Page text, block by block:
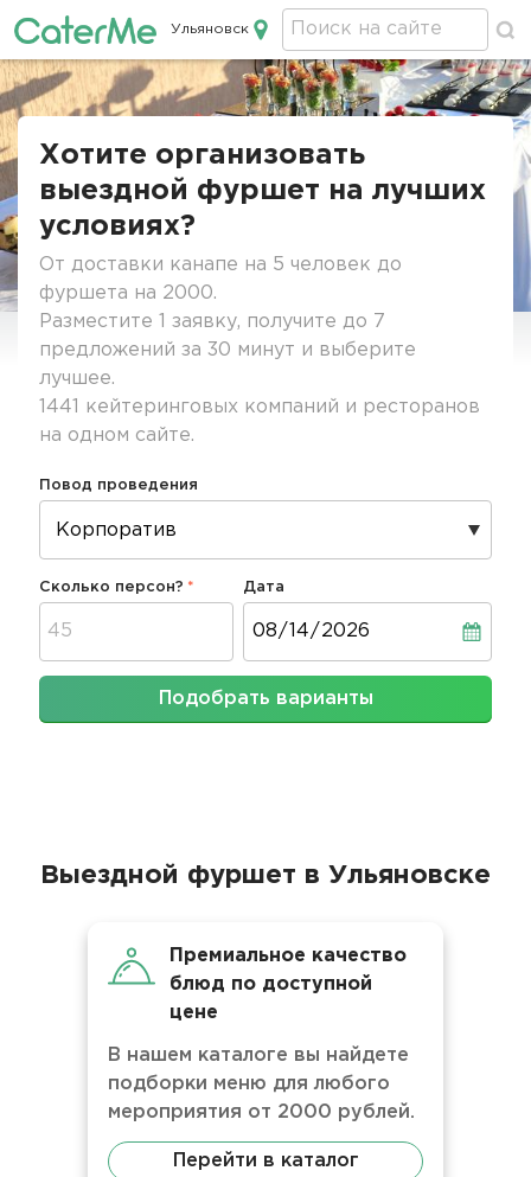
Кейтеринг в Ульяновске
Ульяновск
Строка
Хотите организовать
выездной фуршет на лучших
условиях?
От доставки канапе на 5 человек до
фуршета на 2000.
Разместите 1 заявку, получите до 7
предложений за 30 минут и выберите
лучшее.
1441 кейтеринговых компаний и ресторанов
на одном сайте.
Повод проведения
Сколько персон? Дата
Подобрать варианты
Выездной фуршет в Ульяновске
Премиальное качество
блюд по доступной
цене
В нашем каталоге вы найдете
подборки меню для любого
мероприятия от 2000 рублей.
Перейти в каталог